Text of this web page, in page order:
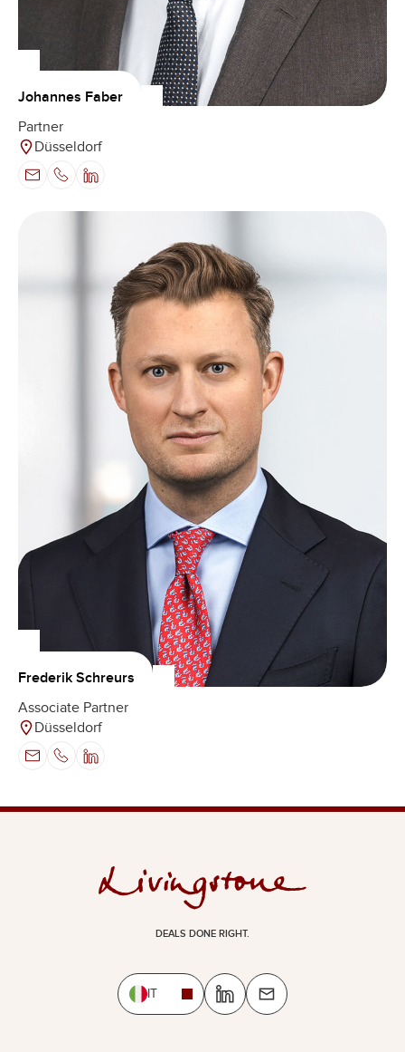
Johannes Faber
Partner
Düsseldorf
Frederik Schreurs
Associate Partner
Düsseldorf
DEALS DONE RIGHT.
IT